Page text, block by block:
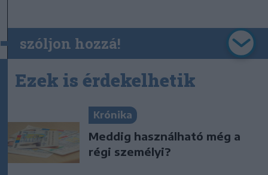
szóljon hozzá!
Ezek is érdekelhetik
Krónika
Meddig használható még a
régi személyi?